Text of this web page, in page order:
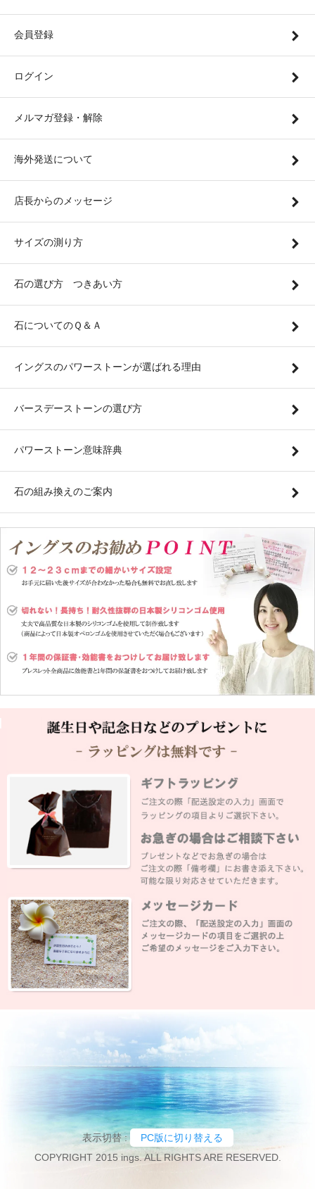
会員登録
ログイン
メルマガ登録・解除
海外発送について
店長からのメッセージ
サイズの測り方
石の選び方 つきあい方
石についてのＱ＆Ａ
イングスのパワーストーンが選ばれる理由
バースデーストーンの選び方
パワーストーン意味辞典
石の組み換えのご案内
表示切替 :
PC版に切り替える
COPYRIGHT 2015 ings. ALL RIGHTS ARE RESERVED.